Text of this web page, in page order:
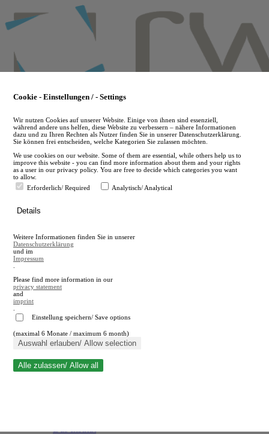
to
main
en
A
A
Suche schließen
Cookie - Einstellungen / - Settings
Wir nutzen Cookies auf unserer Website. Einige von ihnen sind essenziell,
während andere uns helfen, diese Website zu verbessern – nähere Informationen
dazu und zu Ihren Rechten als Nutzer finden Sie in unserer Datenschutzerklärung.
Sie können frei entscheiden, welche Kategorien Sie zulassen möchten.
We use cookies on our website. Some of them are essential, while others help us to
improve this website - you can find more information about them and your rights
as a user in our privacy policy. You are free to decide which categories you want
to allow.
Erforderlich/ Required
Analytisch/ Analytical
Details
Weitere Informationen finden Sie in unserer
Datenschutzerklärung
und im
Impressum
Please find more information in our
privacy statement
and
imprint
Einstellung speichern/ Save options
(maximal 6 Monate / maximum 6 month)
Auswahl erlauben/ Allow selection
Alle zulassen/ Allow all